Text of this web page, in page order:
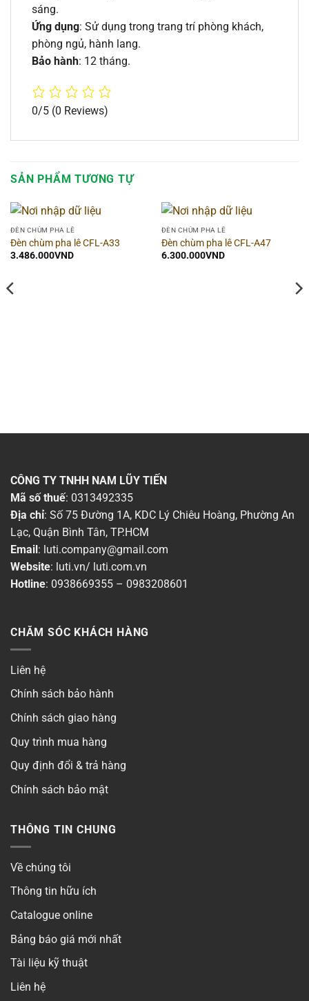
sáng.
Ứng dụng: Sử dụng trong trang trí phòng khách,
phòng ngủ, hành lang.
Bảo hành: 12 tháng.
0/5 (0 Reviews)
SẢN PHẨM TƯƠNG TỰ
ĐÈN CHÙM PHA LÊ
Đèn chùm pha lê CFL-A33
3.486.000VND
ĐÈN CHÙM PHA LÊ
Đèn chùm pha lê CFL-A47
6.300.000VND
CÔNG TY TNHH NAM LŨY TIẾN
Mã số thuế: 0313492335
Địa chỉ: Số 75 Đường 1A, KDC Lý Chiêu Hoàng, Phường An
Lạc, Quận Bình Tân, TP.HCM
Email : luti.company@gmail.com
Website: luti.vn/ luti.com.vn
Hotline: 0938669355 – 0983208601
CHĂM SÓC KHÁCH HÀNG
Liên hệ
Chính sách bảo hành
Chính sách giao hàng
Quy trình mua hàng
Quy định đổi & trả hàng
Chính sách bảo mật
THÔNG TIN CHUNG
Về chúng tôi
Thông tin hữu ích
Catalogue online
Bảng báo giá mới nhất
Tài liệu kỹ thuật
Liên hệ